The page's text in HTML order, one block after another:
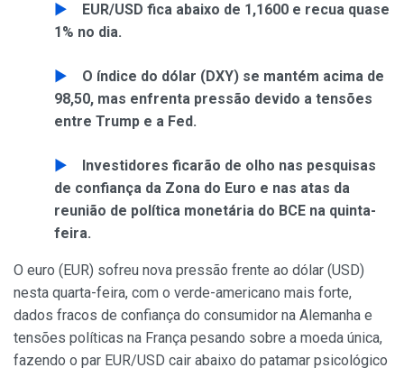
EUR/USD fica abaixo de 1,1600 e recua quase
1% no dia.
O índice do dólar (DXY) se mantém acima de
98,50, mas enfrenta pressão devido a tensões
entre Trump e a Fed.
Investidores ficarão de olho nas pesquisas
de confiança da Zona do Euro e nas atas da
reunião de política monetária do BCE na quinta-
feira.
O euro (EUR) sofreu nova pressão frente ao dólar (USD)
nesta quarta-feira, com o verde-americano mais forte,
dados fracos de confiança do consumidor na Alemanha e
tensões políticas na França pesando sobre a moeda única,
fazendo o par EUR/USD cair abaixo do patamar psicológico